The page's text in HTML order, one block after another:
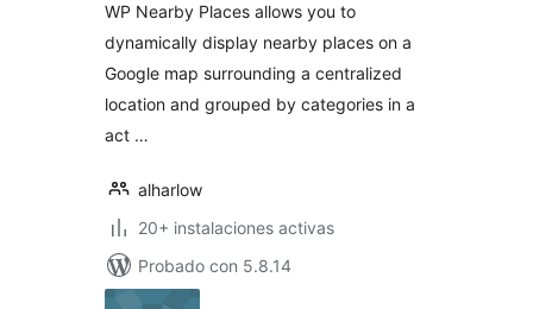
WP Nearby Places allows you to
dynamically display nearby places on a
Google map surrounding a centralized
location and grouped by categories in a
act …
alharlow
20+ instalaciones activas
Probado con 5.8.14